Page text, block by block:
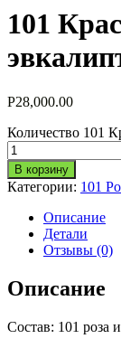
101
Р28,000.00
Количество 101
В корзину
Категории: 101
Описание
Детали
Отзывы (0)
Описание
Cостав: 101 роза